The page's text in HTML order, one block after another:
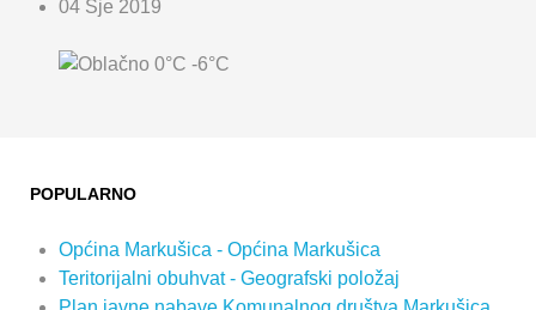
04 Sje 2019
0°C -6°C
POPULARNO
Općina Markušica - Općina Markušica
Teritorijalni obuhvat - Geografski položaj